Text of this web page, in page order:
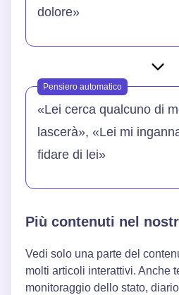
dolore»
Pensiero automatico
«Lei cerca qualcuno di
lascerà», «Lei mi
fidare di lei»
Più contenuti nel
Vedi solo una parte del
molti articoli interattivi. Anche
monitoraggio dello stato,